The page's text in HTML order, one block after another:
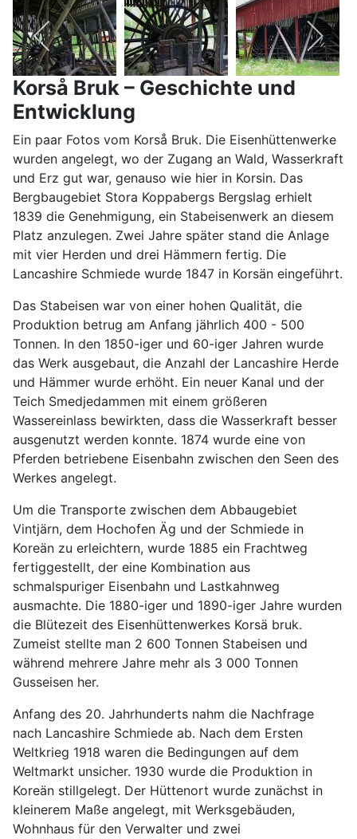
Korså Bruk – Geschichte und
Entwicklung
Ein paar Fotos vom Korså Bruk. Die Eisenhüttenwerke
wurden angelegt, wo der Zugang an Wald, Wasserkraft
und Erz gut war, genauso wie hier in Korsin. Das
Bergbaugebiet Stora Koppabergs Bergslag erhielt
1839 die Genehmigung, ein Stabeisenwerk an diesem
Platz anzulegen. Zwei Jahre später stand die Anlage
mit vier Herden und drei Hämmern fertig. Die
Lancashire Schmiede wurde 1847 in Korsän eingeführt.
Das Stabeisen war von einer hohen Qualität, die
Produktion betrug am Anfang jährlich 400 - 500
Tonnen. In den 1850-iger und 60-iger Jahren wurde
das Werk ausgebaut, die Anzahl der Lancashire Herde
und Hämmer wurde erhöht. Ein neuer Kanal und der
Teich Smedjedammen mit einem größeren
Wassereinlass bewirkten, dass die Wasserkraft besser
ausgenutzt werden konnte. 1874 wurde eine von
Pferden betriebene Eisenbahn zwischen den Seen des
Werkes angelegt.
Um die Transporte zwischen dem Abbaugebiet
Vintjärn, dem Hochofen Äg und der Schmiede in
Koreän zu erleichtern, wurde 1885 ein Frachtweg
fertiggestellt, der eine Kombination aus
schmalspuriger Eisenbahn und Lastkahnweg
ausmachte. Die 1880-iger und 1890-iger Jahre wurden
die Blütezeit des Eisenhüttenwerkes Korsä bruk.
Zumeist stellte man 2 600 Tonnen Stabeisen und
während mehrere Jahre mehr als 3 000 Tonnen
Gusseisen her.
Anfang des 20. Jahrhunderts nahm die Nachfrage
nach Lancashire Schmiede ab. Nach dem Ersten
Weltkrieg 1918 waren die Bedingungen auf dem
Weltmarkt unsicher. 1930 wurde die Produktion in
Koreän stillgelegt. Der Hüttenort wurde zunächst in
kleinerem Maße angelegt, mit Werksgebäuden,
Wohnhaus für den Verwalter und zwei